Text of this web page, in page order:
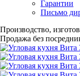
Гарантии
Письмо
Производство,
Продажа без